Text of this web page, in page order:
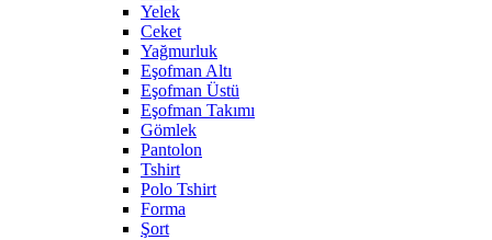
Yelek
Ceket
Yağmurluk
Eşofman Altı
Eşofman Üstü
Eşofman Takımı
Gömlek
Pantolon
Tshirt
Polo Tshirt
Forma
Şort